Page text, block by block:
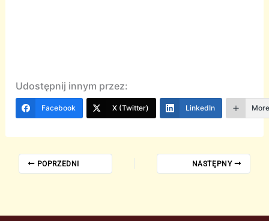
Udostępnij innym przez:
Facebook X (Twitter) LinkedIn
POPRZEDNI NASTĘPNY